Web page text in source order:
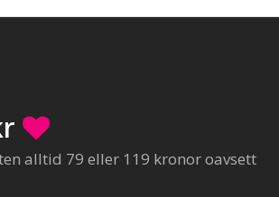
alltid 79 eller 119 kronor oavsett